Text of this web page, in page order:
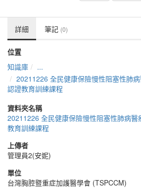
詳細 筆記 (0)
位置
知識庫
...
20211226 全民健康保險慢性阻塞性肺
認證教育訓練課程
資料夾名稱
20211226 全民健康保險慢性阻塞性肺病
教育訓練課程
上傳者
管理員2(安妮)
單位
台灣胸腔暨重症加護醫學會 (TSPCCM)